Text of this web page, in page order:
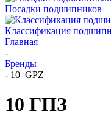
Посадки подшипников
Классификация
Главная
-
Бренды
- 10_GPZ
10 ГПЗ